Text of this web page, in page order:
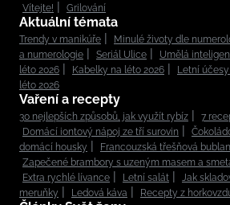
Vítejte!
Grilování
Aktuální témata
Trendy v manikúře Minulé životy dle
a numerologie
Seriál Ulice Umělá
léto 2026
Kabelky na léto 2026 Letní
léto 2026
Vaření a recepty
30 nejlepších způsobů, jak využít rybíz
7
Domácí iontový nápoj ze tří surovin
domácí housky
Francouzská třešňová
Zapečené brambory s uzeným masem a
Extra rychlé lívance
Letní salát
Jak
meruňky
Ledová káva Recepty z